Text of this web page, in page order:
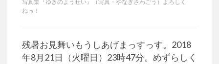
写真集『ゆきのようせい』（写真・やなぎさわごう）よろしく
ねっ！
残暑お見舞いもうしあげまっすっす。2018
年8月21日（火曜日）23時47分。めずらしく